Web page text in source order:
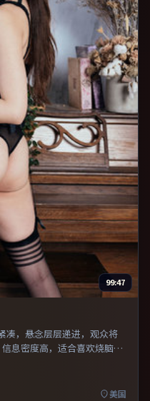
99:47
凑，悬念层层递进，观众将
息密度高，适合喜欢烧脑与
观众，情绪后劲较足。
美国